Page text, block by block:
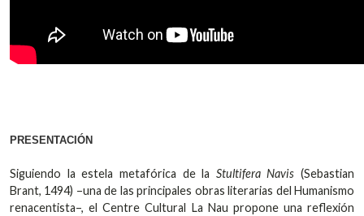
PRESENTACIÓN
Siguiendo la estela metafórica de la Stultifera Navis (Sebastian
Brant, 1494) –una de las principales obras literarias del Humanismo
renacentista–, el Centre Cultural La Nau propone una reflexión